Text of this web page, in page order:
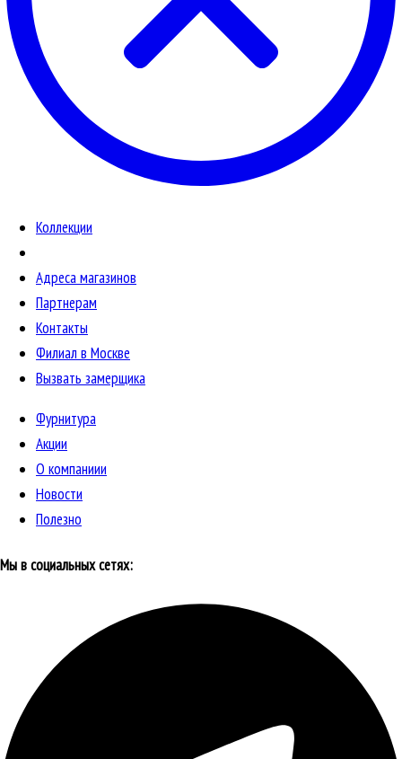
Коллекции
Адреса магазинов
Партнерам
Контакты
Филиал в Москве
Вызвать замерщика
Фурнитура
Акции
О компаниии
Новости
Полезно
Мы в социальных сетях: